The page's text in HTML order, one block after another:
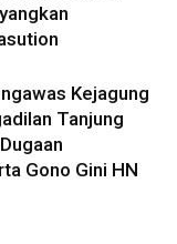
Kejagung
Tanjung
Gono Gini HN